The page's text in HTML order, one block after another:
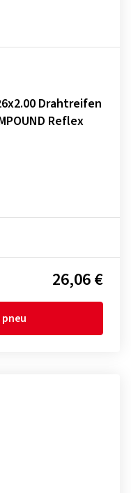
Drahtreifen
Reflex
26,06 €